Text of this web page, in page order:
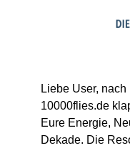
Liebe User,
10000flies.de
Eure Energie,
Dekade. Die